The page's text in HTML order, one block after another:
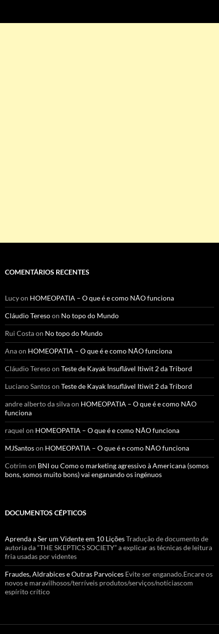
COMENTÁRIOS RECENTES
Lucyon HOMEOPATIA – O que é e como NÃO funciona
Cláudio Teresoon No topo do Mundo
Rui Costaon No topo do Mundo
Anaon HOMEOPATIA – O que é e como NÃO funciona
Cláudio Teresoon Teste de Kayak Insuflável Itiwit 2 da Tribord
Luciano Santoson Teste de Kayak Insuflável Itiwit 2 da Tribord
andre alberto da silvaon HOMEOPATIA – O que é e como NÃO
funciona
raquel on HOMEOPATIA – O que é e como NÃO funciona
MJSantoson HOMEOPATIA – O que é e como NÃO funciona
Cotrim on BNI ou Como o marketing agressivo à Americana (somos
bons, somos muito bons) vai enganando os ingénuos
DOCUMENTOS CÉPTICOS
Aprenda a Ser um Vidente em 10 LiçõesTradução de documento de
autoria da “THE SKEPTICS SOCIETY” a explicar as técnicas de leitura
fria usadas por videntes
Fraudes, Aldrabices e Outras Parvoices Evite ser enganado.Encare os
novos e maravilhosos/terríveis produtos/serviços/notíciascom
espírito crítico